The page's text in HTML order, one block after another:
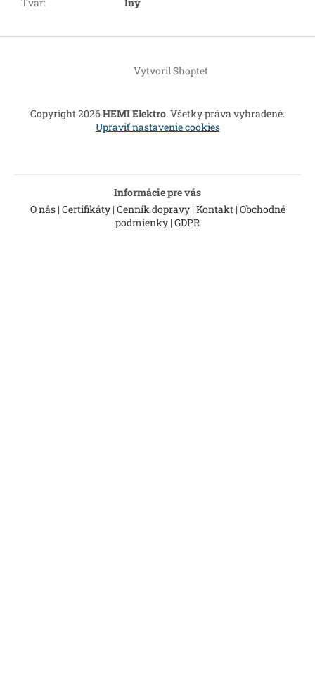
Vytvoril Shoptet
Copyright 2026HEMI Elektro. Všetky práva vyhradené.
Upraviť nastavenie cookies
Informácie pre vás
O nás| Certifikáty| Cenník dopravy| Kontakt| Obchodné
podmienky | GDPR